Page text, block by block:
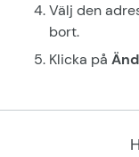
Välj den
bort.
Klicka på